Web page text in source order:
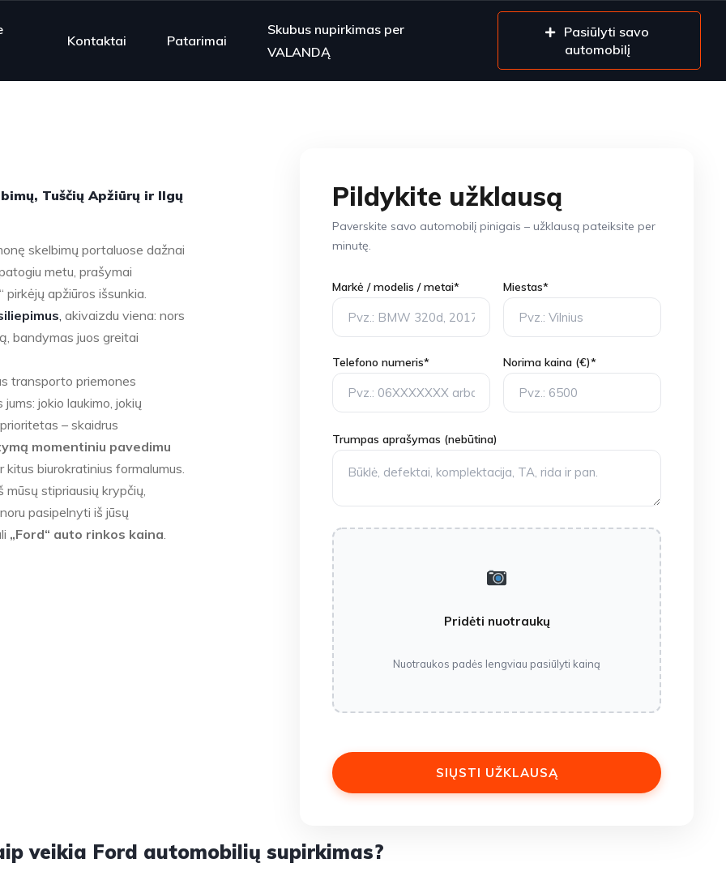
Kontaktai Patarimai
Skubus nupirkimas per
VALANDĄ
Pasiūlyti savo
automobilį
Tuščių Apžiūrų ir Ilgų
skelbimų portaluose dažnai
metu, prašymai
apžiūros išsunkia.
, akivaizdu viena: nors
bandymas juos greitai
transporto priemones
jokio laukimo, jokių
– skaidrus
momentiniu pavedimu
kitus biurokratinius formalumus.
stipriausių krypčių,
pasipelnyti iš jūsų
„Ford“ auto rinkos kaina.
Pildykite užklausą
Paverskite savo automobilį pinigais – užklausą pateiksite per
minutę.
Markė / modelis / metai* Miestas*
Telefono numeris* Norima kaina (€)*
Trumpas aprašymas (nebūtina)
Pridėti nuotraukų
Nuotraukos padės lengviau pasiūlyti kainą
veikia Ford automobilių supirkimas?